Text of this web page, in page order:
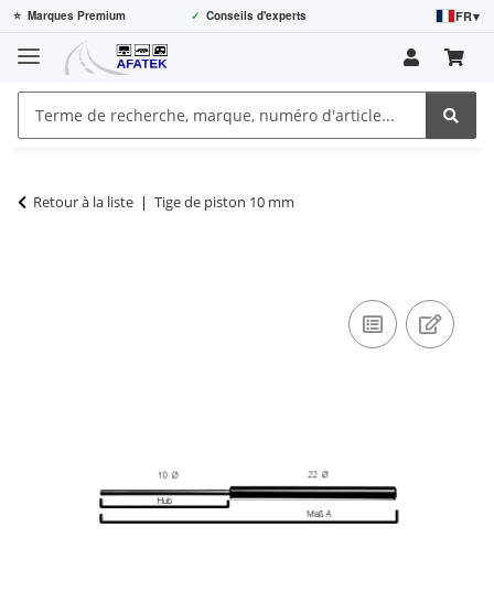
⭐ Marques Premium ✓ Conseils d'experts FR▾
Retour à la liste Tige de piston 10 mm